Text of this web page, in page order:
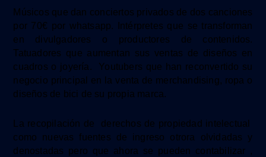
Músicos que dan conciertos privados de dos canciones
por 70€ por whatsapp. I ntérpretes que se transforman
en divulgadores o productores de contenidos.
Tatuadores que aumentan sus ventas de diseños en
cuadros o joyería. Youtubers que han reconvertido su
negocio principal en la venta de merchandising, ropa o
diseños de bici de su propia marca.
La recopilación de
derechos de propiedad intelectual
como nuevas fuentes de ingreso otrora olvidadas y
denostadas pero que ahora se pueden contabilizar ,